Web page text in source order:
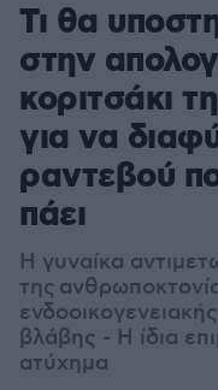
Τι θα
στην
κοριτσάκι
για να
ραντεβού
πάει
Η γυναίκα
της α
βλάβης - Η ίδια
ατύχημα